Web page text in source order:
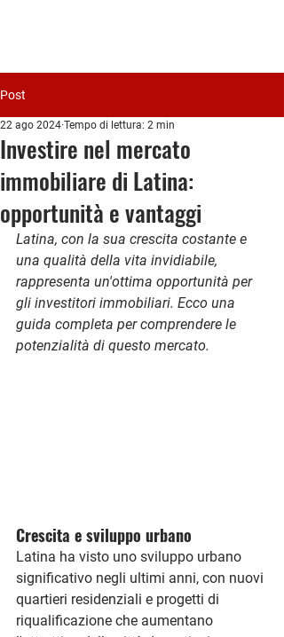
Post
Investire nel mercato
immobiliare di Latina:
opportunità e vantaggi
22 ago 2024 Tempo di lettura: 2 min
Latina, con la sua crescita costante e
una qualità della vita invidiabile,
rappresenta un'ottima opportunità per
gli investitori immobiliari. Ecco una
guida completa per comprendere le
potenzialità di questo mercato.
Crescita e sviluppo urbano
Latina ha visto uno sviluppo urbano
significativo negli ultimi anni, con nuovi
quartieri residenziali e progetti di
riqualificazione che aumentano